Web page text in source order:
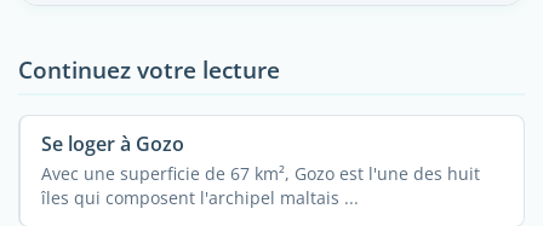
Continuez votre lecture
Se loger à Gozo
Avec une superficie de 67 km², Gozo est l'une des huit
îles qui composent l'archipel maltais ...